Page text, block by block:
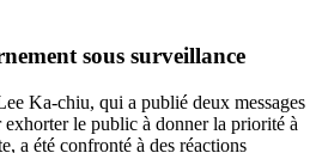
sous surveillance
Ka-chiu, qui a publié deux messages
exhorter le public à donner la priorité à
a été confronté à des réactions